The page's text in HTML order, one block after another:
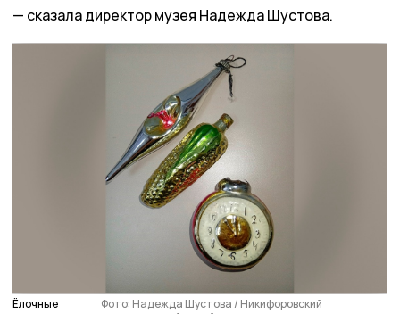
сказала директор музея Надежда Шустова.
Ёлочные
Фото: Надежда Шустова / Никифоровский